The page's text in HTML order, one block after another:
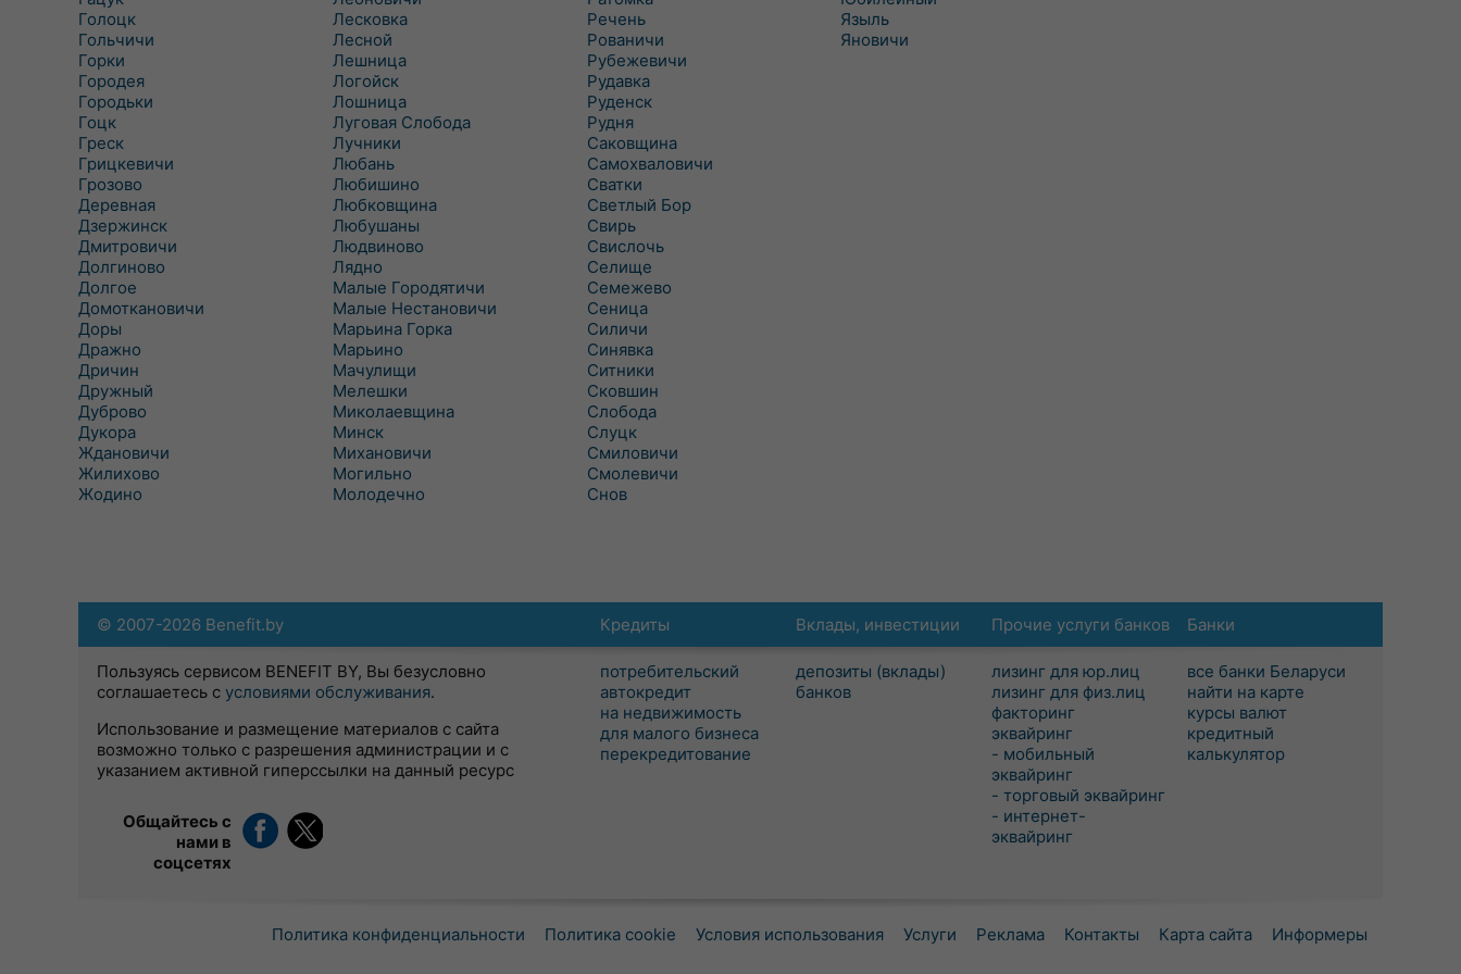
Голоцк
Гольчичи
Горки
Городея
Городьки
Гоцк
Греск
Грицкевичи
Грозово
Деревная
Дзержинск
Дмитровичи
Долгиново
Долгое
Домоткановичи
Доры
Дражно
Дричин
Дружный
Дуброво
Дукора
Ждановичи
Жилихово
Жодино
Лесковка
Лесной
Лешница
Логойск
Лошница
Луговая Слобода
Лучники
Любань
Любишино
Любковщина
Любушаны
Людвиново
Лядно
Малые Городятичи
Малые Нестановичи
Марьина Горка
Марьино
Мачулищи
Мелешки
Миколаевщина
Минск
Михановичи
Могильно
Молодечно
Речень
Рованичи
Рубежевичи
Рудавка
Руденск
Рудня
Саковщина
Самохваловичи
Сватки
Светлый Бор
Свирь
Свислочь
Селище
Семежево
Сеница
Силичи
Синявка
Ситники
Сковшин
Слобода
Слуцк
Смиловичи
Смолевичи
Снов
Языль
Яновичи
Кредиты
потребительский
автокредит
на недвижимость
для малого бизнеса
перекредитование
Вклады, инвестиции
депозиты (вклады)
банков
Прочие услуги банков
лизинг для юр.лиц
лизинг для физ.лиц
факторинг
эквайринг
- мобильный
эквайринг
- торговый эквайринг
- интернет-
эквайринг
Банки
все банки Беларуси
найти на карте
курсы валют
кредитный
калькулятор
© 2007-2026 Benefit.by
Пользуясь сервисом BENEFIT BY, Вы безусловно
соглашаетесь с условиями обслуживания.
Использование и размещение материалов с сайта
возможно только с разрешения администрации и с
указанием активной гиперссылки на данный ресурс
Общайтесь с
нами в
соцсетях
Политика конфиденциальности Политика cookie Условия использования Услуги Реклама Контакты Карта сайта Информеры